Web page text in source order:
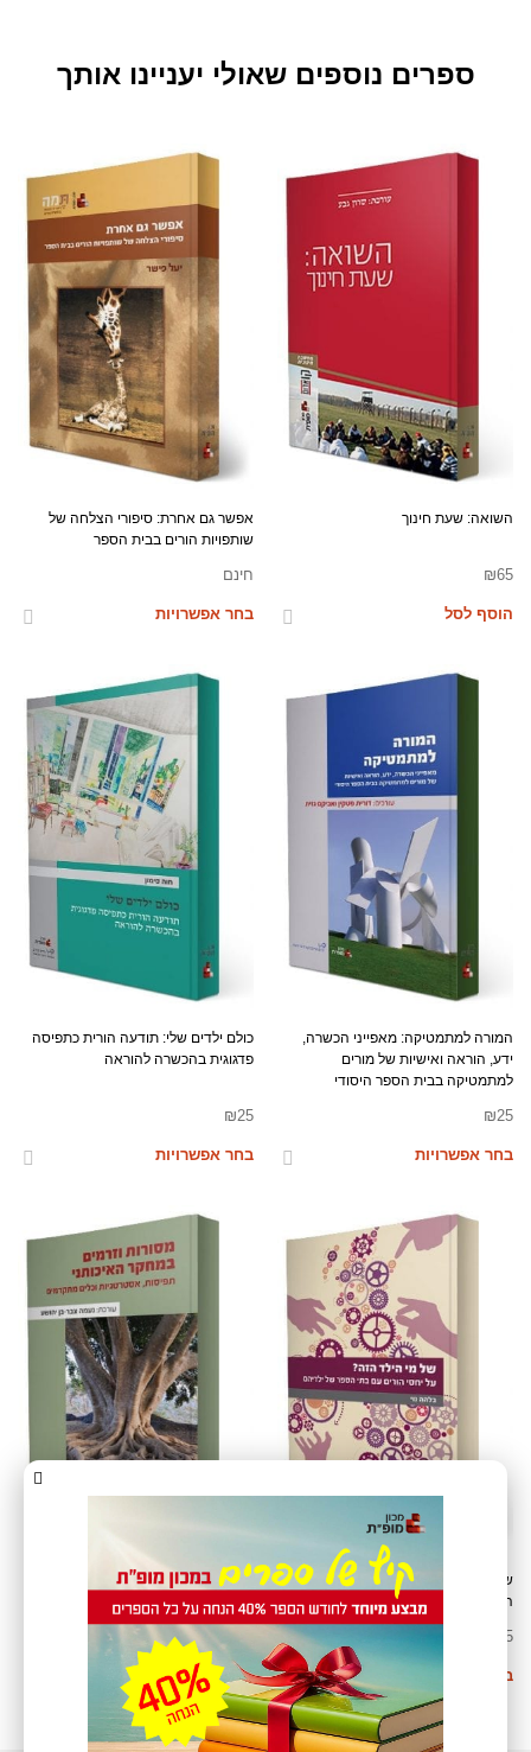
ספרים נוספים שאולי יעניינו אותך
השואה: שעת חינוך
₪65
הוסף לסל
אפשר גם אחרת: סיפורי הצלחה של
שותפויות הורים בבית הספר
חינם
בחר אפשרויות
המורה למתמטיקה: מאפייני הכשרה,
ידע, הוראה ואישיות של מורים
למתמטיקה בבית הספר היסודי
₪25
בחר אפשרויות
כולם ילדים שלי: תודעה הורית כתפיסה
פדגוגית בהכשרה להוראה
₪25
בחר אפשרויות
של מי הילד הזה? על יחסי הורים עם בתי
הספר של ילדיהם
25
בחר אפשרויות
מסורת וזרמים במחקר האיכותני:
תפיסות, אסטרטגיות וכלים מתקדמים
₪25
בחר אפשרויות